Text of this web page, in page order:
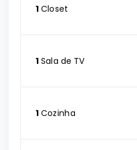
1 Closet
1 Sala de TV
1 Cozinha